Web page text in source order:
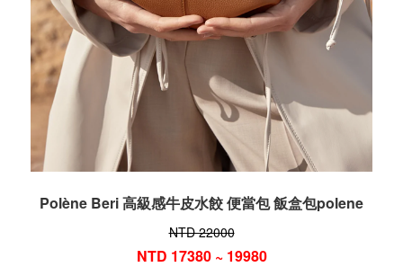
Polène Beri 高級感牛皮水餃 便當包 飯盒包polene
NTD 22000
NTD 17380 ~ 19980